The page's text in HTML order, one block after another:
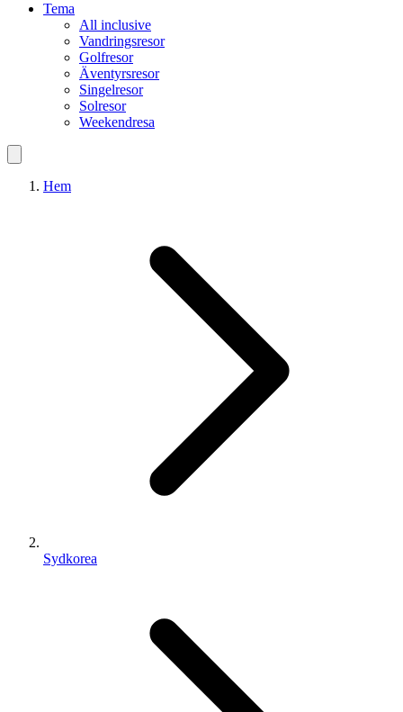
Tema
All inclusive
Vandringsresor
Golfresor
Äventyrsresor
Singelresor
Solresor
Weekendresa
Hem
Sydkorea